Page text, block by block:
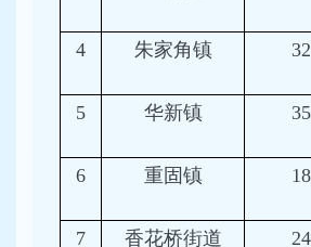
4 朱家角镇 32
5 华新镇 35
6 重固镇 18
7 香花桥街道 24